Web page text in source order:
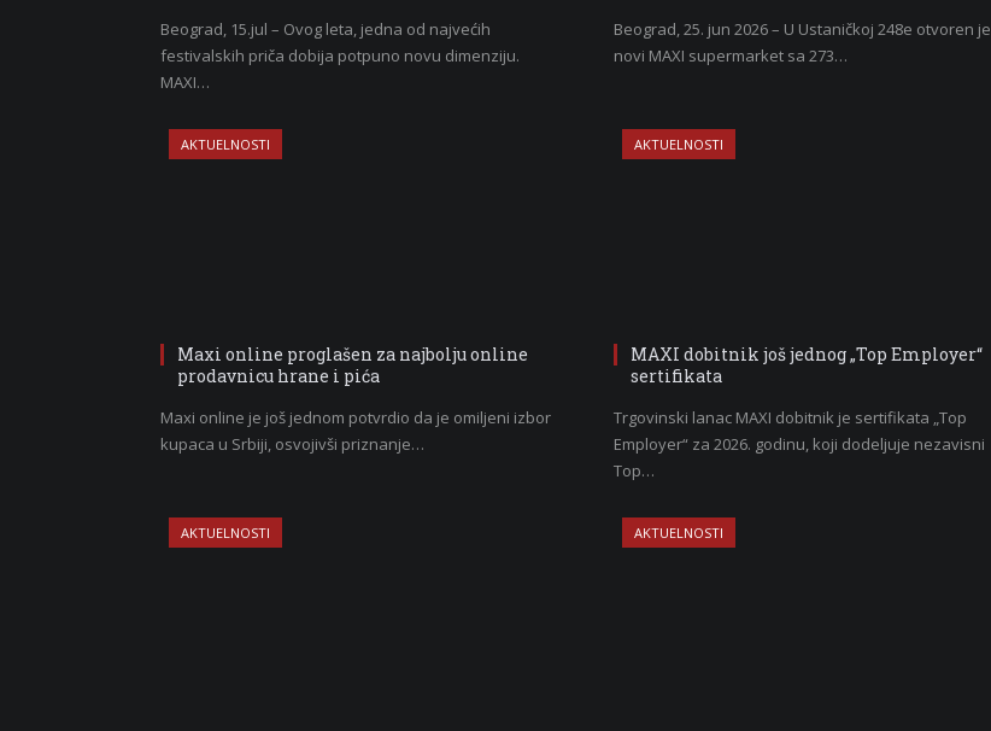
Beograd, 15.jul – Ovog leta, jedna od najvećih
festivalskih priča dobija potpuno novu dimenziju.
MAXI…
Beograd, 25. jun 2026 – U Ustaničkoj 248e otvoren je
novi MAXI supermarket sa 273…
AKTUELNOSTI
Maxi online proglašen za najbolju online
prodavnicu hrane i pića
Maxi online je još jednom potvrdio da je omiljeni izbor
kupaca u Srbiji, osvojivši priznanje…
AKTUELNOSTI
MAXI dobitnik još jednog „Top Employer“
sertifikata
Trgovinski lanac MAXI dobitnik je sertifikata „Top
Employer“ za 2026. godinu, koji dodeljuje nezavisni
Top…
AKTUELNOSTI AKTUELNOSTI